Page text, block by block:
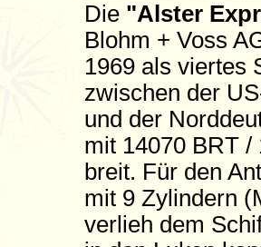
Die "Alster
Blohm + Voss
1969 als viertes
zwischen der
und der
mit 14070 BRT /
breit. Für den
mit 9 Zylindern
verlieh dem